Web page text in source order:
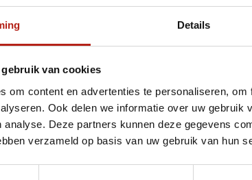
Details
van cookies
om content en advertenties te personaliseren,
Ook delen we informatie over uw gebruik
analyse. Deze partners kunnen deze gegevens
verzameld op basis van uw gebruik van hun
best fightshop(225)